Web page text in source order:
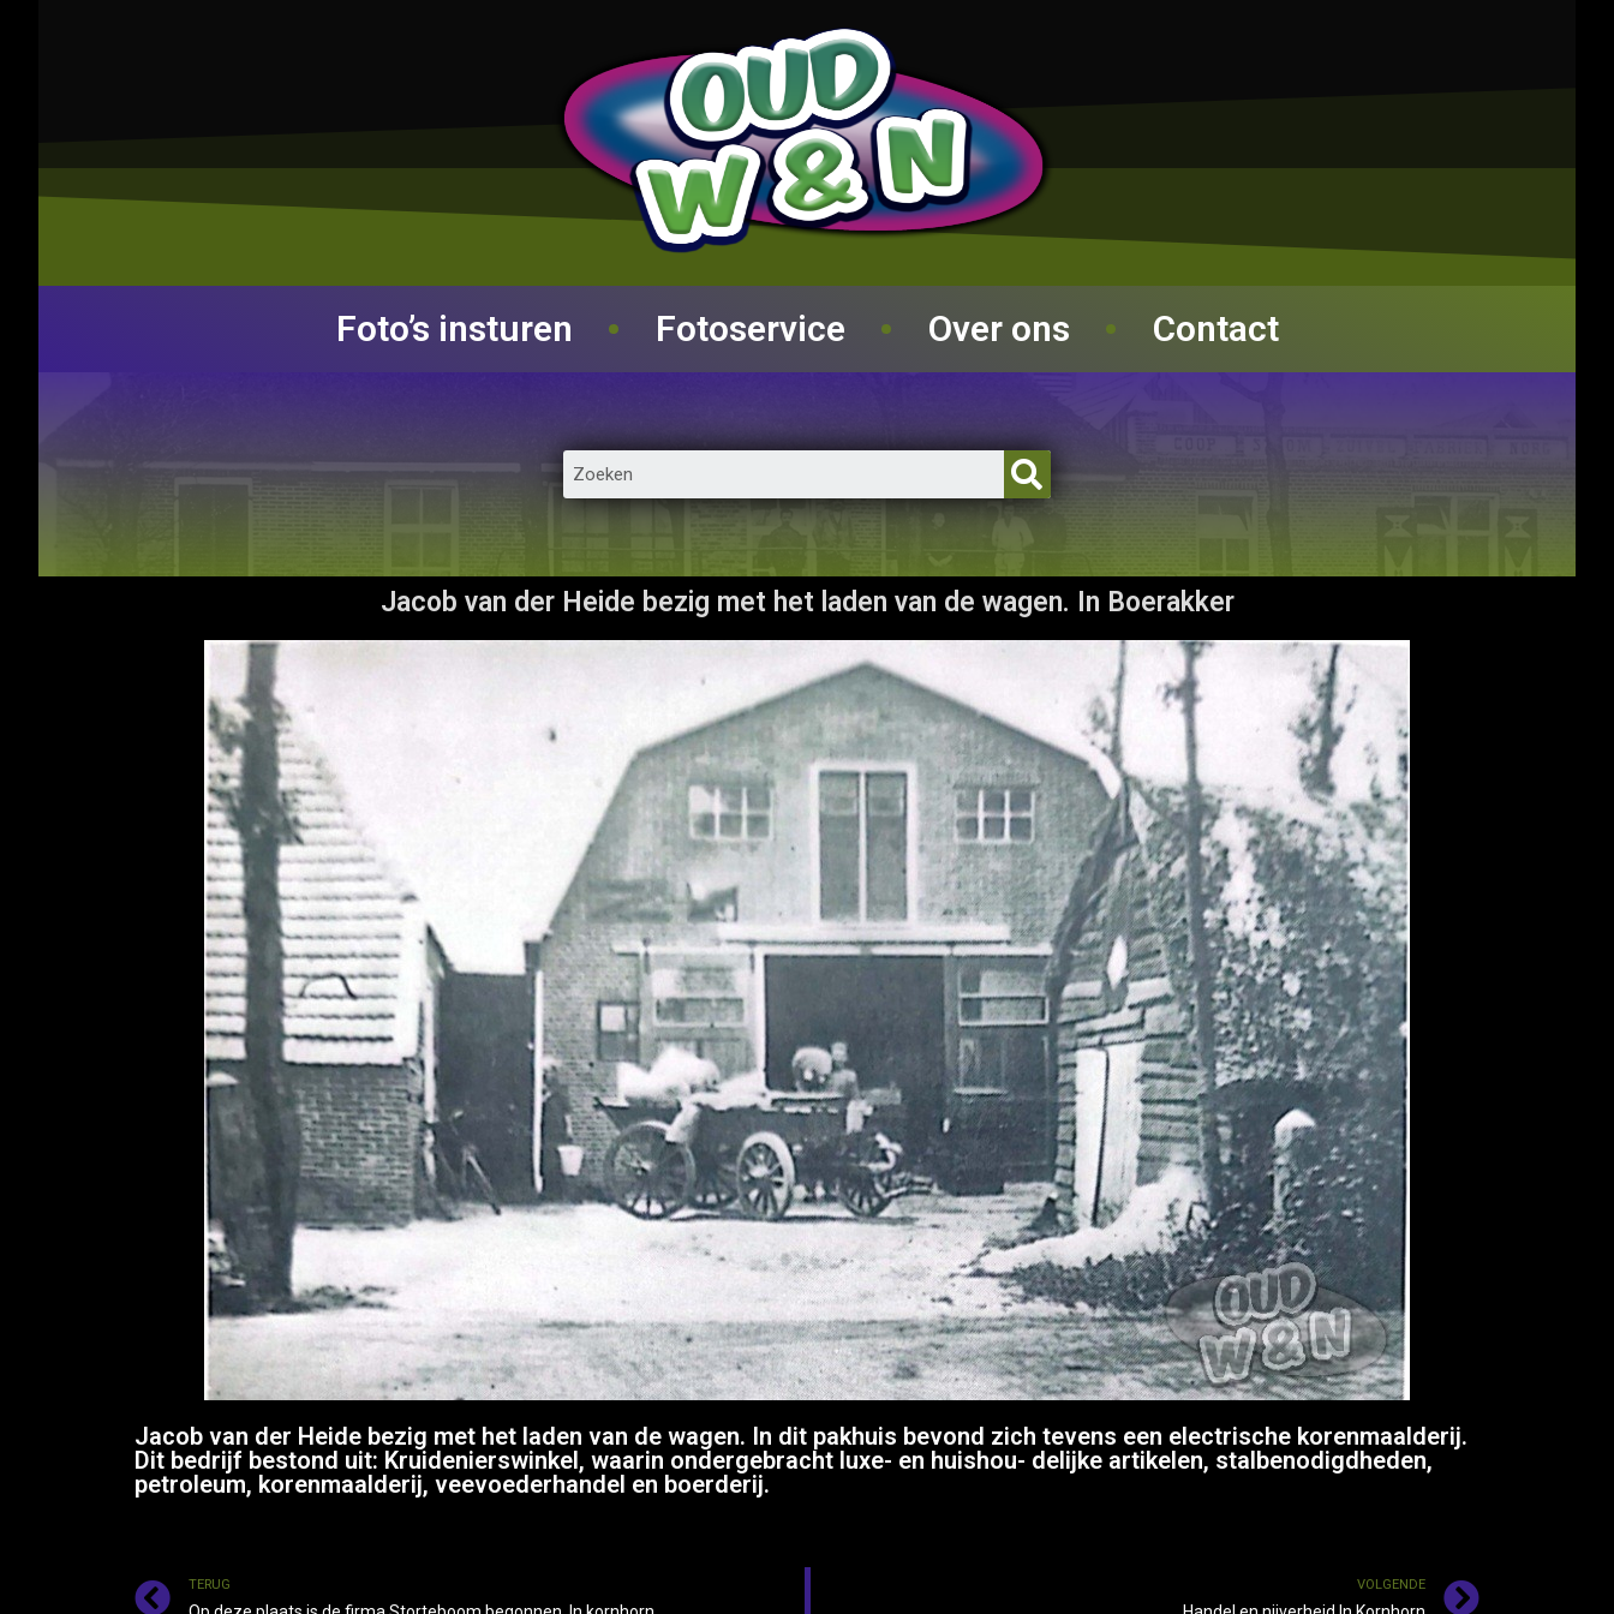
Foto’s insturen Fotoservice Over ons Contact
Jacob van der Heide bezig met het laden van de wagen. In Boerakker
Jacob van der Heide bezig met het laden van de wagen. In dit pakhuis bevond zich tevens een electrische korenmaalderij.
Dit bedrijf bestond uit: Kruidenierswinkel, waarin ondergebracht luxe- en huishou- delijke artikelen, stalbenodigdheden,
petroleum, korenmaalderij, veevoederhandel en boerderij.
TERUG VOLGENDE